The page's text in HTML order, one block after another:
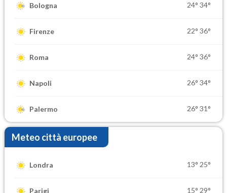
Bologna 24° 34°
Firenze 22° 36°
Roma 24° 36°
Napoli 26° 34°
Palermo 26° 31°
Meteo città europee
Londra 13° 25°
Parigi 15° 29°